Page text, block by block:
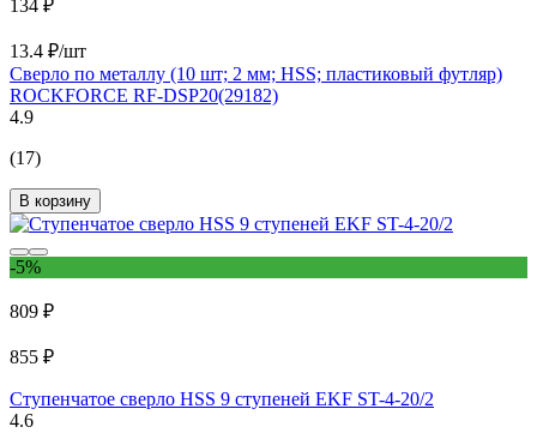
134 ₽
13.4 ₽/шт
Сверло по металлу (10 шт; 2 мм; HSS; пластиковый футляр)
ROCKFORCE RF-DSP20(29182)
4.9
(17)
В корзину
-5%
809 ₽
855 ₽
Ступенчатое сверло HSS 9 ступеней EKF ST-4-20/2
4.6